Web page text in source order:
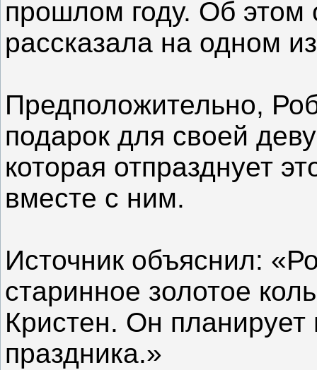
прошлом году. Об этом
рассказала на одном
Предположительно,
подарок для своей
которая отпразднует
вместе с ним.
Источник объяснил:
старинное золотое
Кристен. Он планирует
праздника.»